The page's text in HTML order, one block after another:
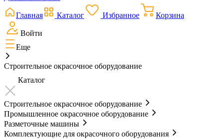
Главная Каталог Избранное Корзина
Войти
Еще
Строительное окрасочное оборудование
Каталог
Строительное окрасочное оборудование
Промышленное окрасочное оборудование
Разметочные машины
Комплектующие для окрасочного оборудования